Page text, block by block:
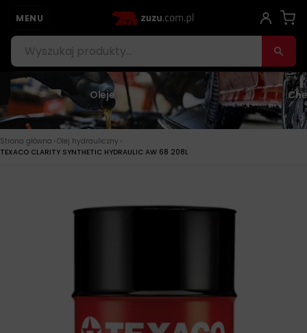
MENU
Oleje
Strona główna › Olej hydrauliczny ›
TEXACO CLARITY SYNTHETIC HYDRAULIC AW 68 208L